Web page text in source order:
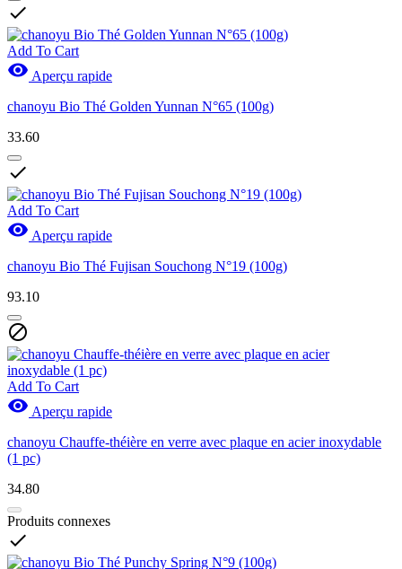

Add To Cart
 Aperçu rapide
chanoyu Bio Thé Golden Yunnan N°65 (100g)
33.60

Add To Cart
 Aperçu rapide
chanoyu Bio Thé Fujisan Souchong N°19 (100g)
93.10

Add To Cart
 Aperçu rapide
chanoyu Chauffe-théière en verre avec plaque en acier inoxydable
(1 pc)
34.80
Produits connexes
